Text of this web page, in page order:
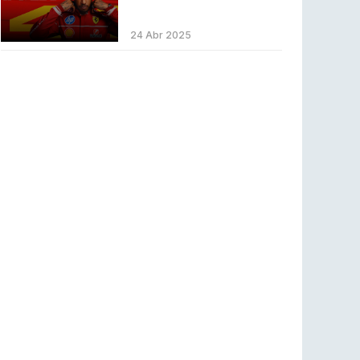
MOUZ surpreende Spirit para vencer BLAST
Bounty
24 Abr 2025